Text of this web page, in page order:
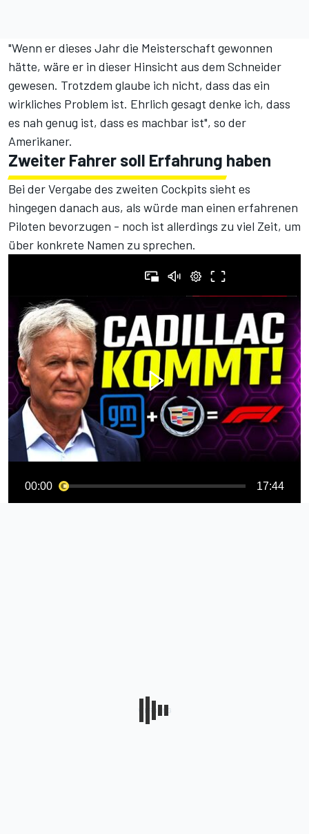
"Wenn er dieses Jahr die Meisterschaft gewonnen
hätte, wäre er in dieser Hinsicht aus dem Schneider
gewesen. Trotzdem glaube ich nicht, dass das ein
wirkliches Problem ist. Ehrlich gesagt denke ich, dass
es nah genug ist, dass es machbar ist", so der
Amerikaner.
Zweiter Fahrer soll Erfahrung haben
Bei der Vergabe des zweiten Cockpits sieht es
hingegen danach aus, als würde man einen erfahrenen
Piloten bevorzugen - noch ist allerdings zu viel Zeit, um
über konkrete Namen zu sprechen.
00:00 17:44